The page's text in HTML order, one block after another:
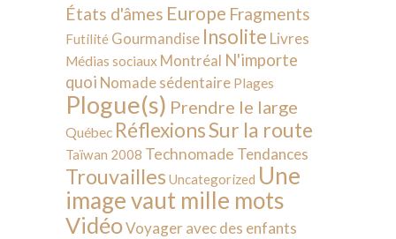
États d'âmes Europe Fragments
Futilité Gourmandise Insolite Livres
Médias sociaux Montréal N'importe
quoi Nomade sédentaire Plages
Plogue(s) Prendre le large
Québec RéflexionsSur la route
Taïwan 2008 Technomade Tendances
Trouvailles Uncategorized Une
image vaut mille mots
VidéoVoyager avec des enfants